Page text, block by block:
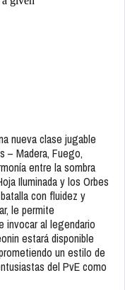
nueva clase jugable
– Madera, Fuego,
entre la sombra
Iluminada y los Orbes
con fluidez y
le permite
invocar al legendario
estará disponible
un estilo de
del PvE como